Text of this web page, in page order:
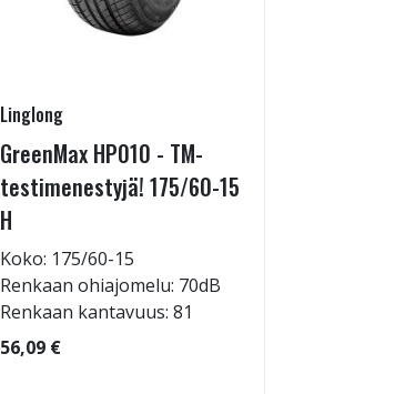
Linglong
GreenMax HP010 - TM-
testimenestyjä! 175/60-15
H
Koko: 175/60-15
Renkaan ohiajomelu: 70dB
Renkaan kantavuus: 81
56,09 €